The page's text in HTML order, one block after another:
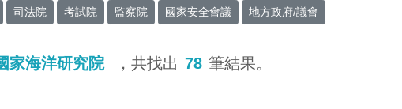
司法院 考試院 監察院 國家安全會議 地方政府/議會
家海洋研究院 ，共找出 78 筆結果。